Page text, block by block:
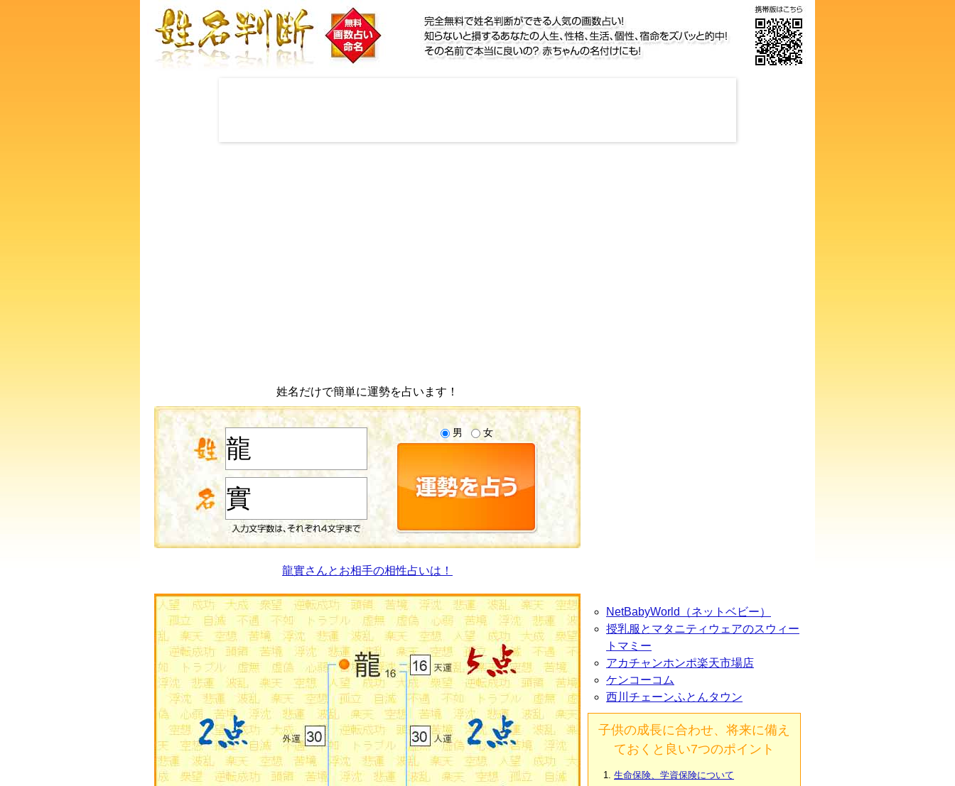
姓名だけで簡単に運勢を占います！
男 女
龍實さんとお相手の相性占いは！
NetBabyWorld（ネットベビー）
授乳服とマタニティウェアのスウィー
トマミー
アカチャンホンポ楽天市場店
ケンコーコム
西川チェーンふとんタウン
子供の成長に合わせ、将来に備え
ておくと良い7つのポイント
生命保険、学資保険について